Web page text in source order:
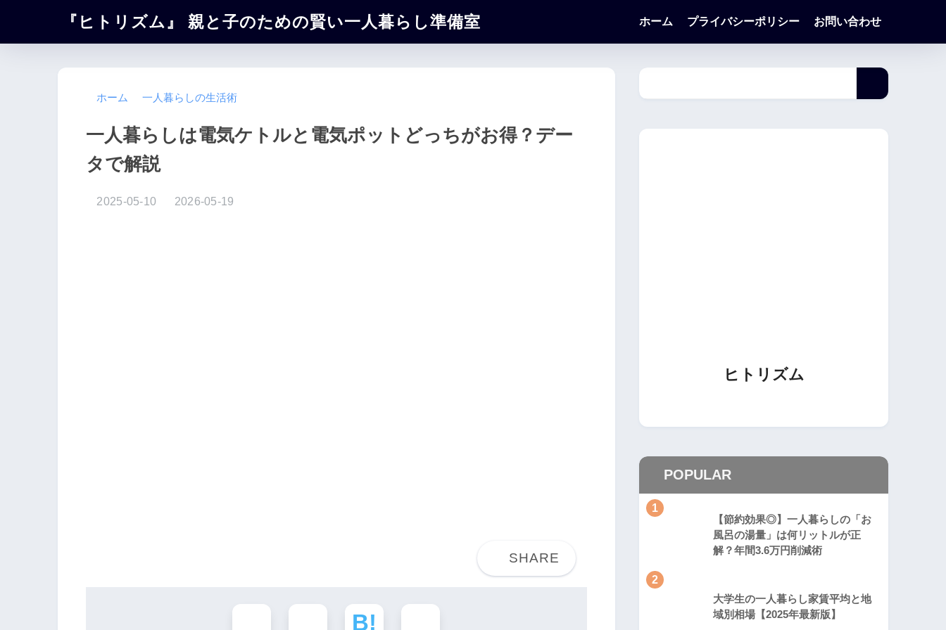
『ヒトリズム』 親と子のための賢い一人暮らし準備室 ホーム プライバシーポリシー お問い合わせ
ホーム 一人暮らしの生活術
一人暮らしは電気ケトルと電気ポットどっちがお得？デー
タで解説
2025-05-10 2026-05-19
ヒトリズム
POPULAR
1
【節約効果◎】一人暮らしの「お
風呂の湯量」は何リットルが正
解？年間3.6万円削減術
2
大学生の一人暮らし家賃平均と地
域別相場【2025年最新版】